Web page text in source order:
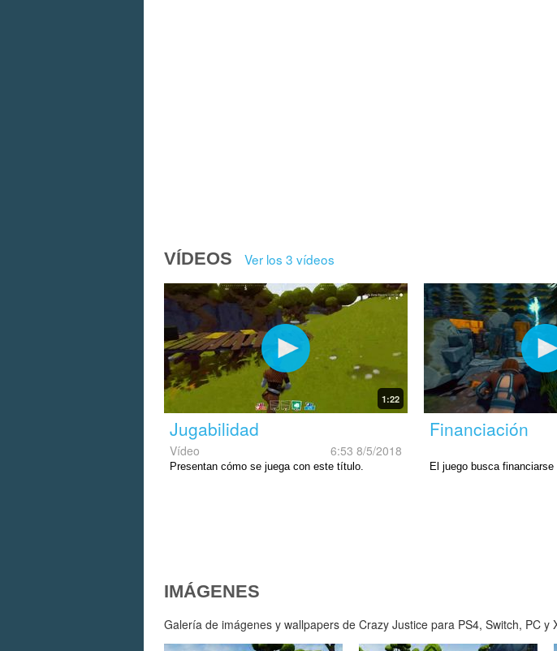
VÍDEOS Ver los 3 vídeos
1:22
Jugabilidad
Vídeo 6:53 8/5/2018
Presentan cómo se juega con este título.
Financiación
El juego busca financiarse
IMÁGENES
Galería de imágenes y wallpapers de Crazy Justice para PS4, Switch, PC